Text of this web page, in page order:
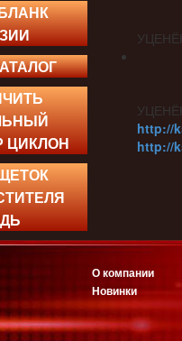
ЦИКЛОН
http://
http://
О компании
Новинки